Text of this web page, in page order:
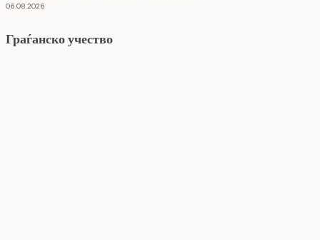
06.08.2026
Граѓанско учество